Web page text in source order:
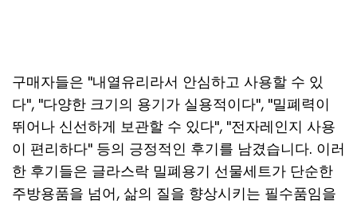
구매자들은 "내열유리라서 안심하고 사용할 수 있
다", "다양한 크기의 용기가 실용적이다", "밀폐력이
뛰어나 신선하게 보관할 수 있다", "전자레인지 사용
이 편리하다" 등의 긍정적인 후기를 남겼습니다. 이러
한 후기들은 글라스락 밀폐용기 선물세트가 단순한
주방용품을 넘어, 삶의 질을 향상시키는 필수품임을